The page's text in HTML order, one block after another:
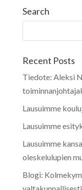
Search
Recent Posts
Tiedote: Aleksi
Lausuimme
Lausuimme
Lausuimme
oleskelulupien
Blogi: